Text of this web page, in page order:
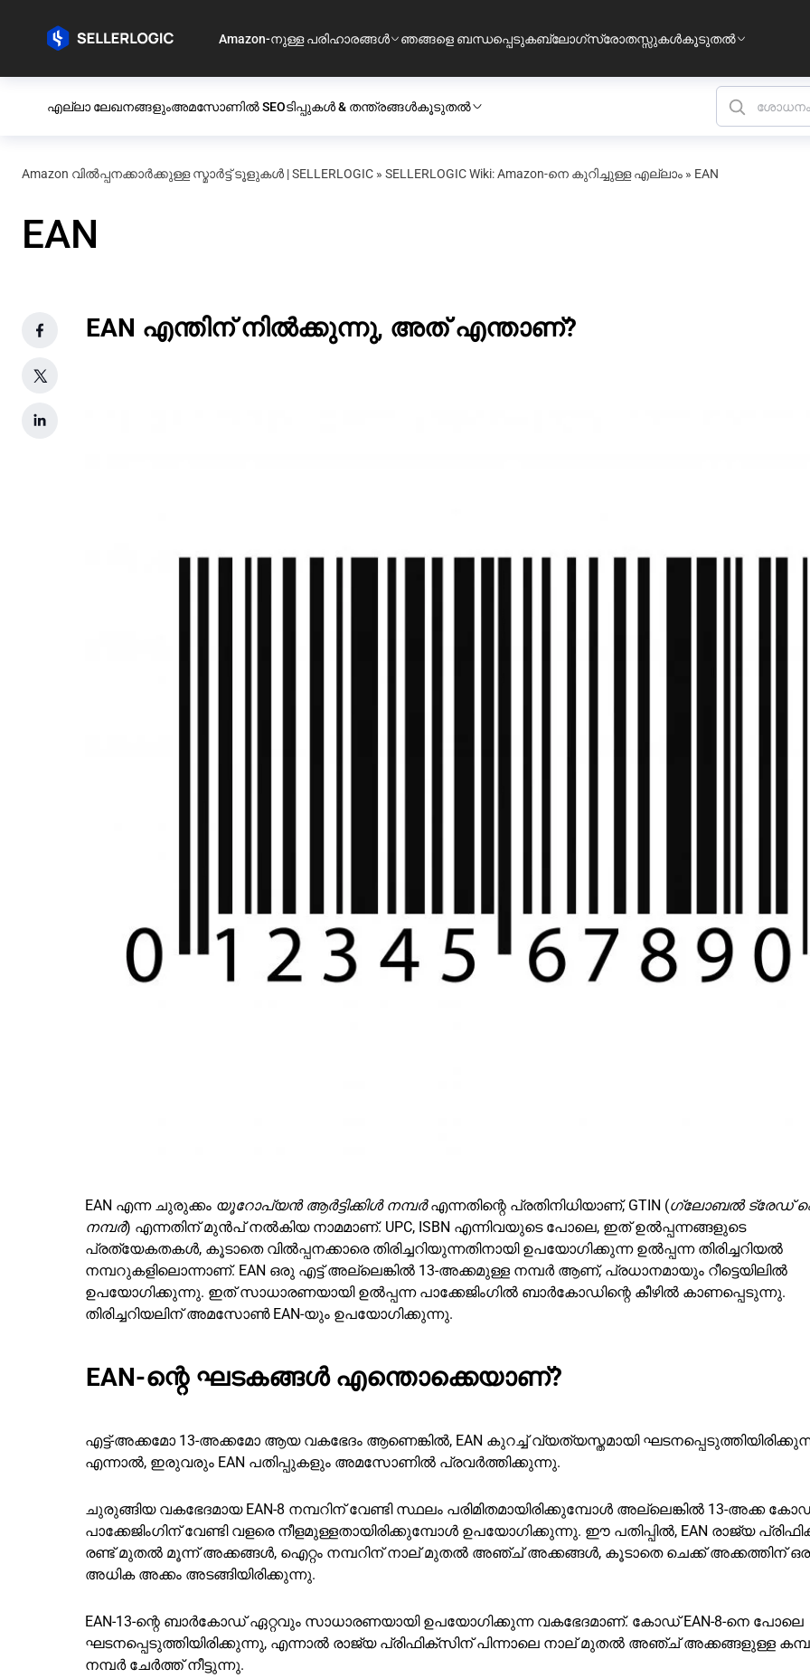
Amazon-നുള്ള പരിഹാരങ്ങൾ ഞങ്ങളെ ബന്ധപ്പെടുകബ്ലോഗ്സ്രോതസ്സുകൾകൂടുതൽ
എല്ലാ ലേഖനങ്ങളുംഅമസോണിൽ SEOടിപ്പുകൾ & തന്ത്രങ്ങൾകൂടുതൽ
Amazon വിൽപ്പനക്കാർക്കുള്ള സ്മാർട്ട് ടൂളുകൾ | SELLERLOGIC » SELLERLOGIC Wiki: Amazon-നെ കുറിച്ചുള്ള എല്ലാം » EAN
EAN
EAN എന്തിന് നിൽക്കുന്നു, അത് എന്താണ്?
EAN എന്ന ചുരുക്കം യൂറോപ്യൻ ആർട്ടിക്കിൾ നമ്പർഎന്നതിന്റെ പ്രതിനിധിയാണ്, GTIN (ഗ്ലോബൽ ട്രേഡ്
നമ്പർ) എന്നതിന് മുൻപ് നൽകിയ നാമമാണ്. UPC, ISBN എന്നിവയുടെ പോലെ, ഇത് ഉൽപ്പന്നങ്ങളുടെ
പ്രത്യേകതകൾ, കൂടാതെ വിൽപ്പനക്കാരെ തിരിച്ചറിയുന്നതിനായി ഉപയോഗിക്കുന്ന ഉൽപ്പന്ന തിരിച്ചറിയൽ
നമ്പറുകളിലൊന്നാണ്. EAN ഒരു എട്ട് അല്ലെങ്കിൽ 13-അക്കമുള്ള നമ്പർ ആണ്, പ്രധാനമായും റീട്ടെയിലിൽ
ഉപയോഗിക്കുന്നു. ഇത് സാധാരണയായി ഉൽപ്പന്ന പാക്കേജിംഗിൽ ബാർകോഡിന്റെ കീഴിൽ കാണപ്പെടുന്നു.
തിരിച്ചറിയലിന് അമസോൺ EAN-യും ഉപയോഗിക്കുന്നു.
EAN-ന്റെ ഘടകങ്ങൾ എന്തൊക്കെയാണ്?
എട്ട്-അക്കമോ 13-അക്കമോ ആയ വകഭേദം ആണെങ്കിൽ, EAN കുറച്ച് വ്യത്യസ്തമായി
എന്നാൽ, ഇരുവരും EAN പതിപ്പുകളും അമസോണിൽ പ്രവർത്തിക്കുന്നു.
ചുരുങ്ങിയ വകഭേദമായ EAN-8 നമ്പറിന് വേണ്ടി സ്ഥലം പരിമിതമായിരിക്കുമ്പോൾ അല്ലെങ്കിൽ 13-അക്ക
പാക്കേജിംഗിന് വേണ്ടി വളരെ നീളമുള്ളതായിരിക്കുമ്പോൾ ഉപയോഗിക്കുന്നു. ഈ പതിപ്പിൽ, EAN രാജ്യ
രണ്ട് മുതൽ മൂന്ന് അക്കങ്ങൾ, ഐറ്റം നമ്പറിന് നാല് മുതൽ അഞ്ച് അക്കങ്ങൾ, കൂടാതെ ചെക്ക് അക്കത്തിന്
അധിക അക്കം അടങ്ങിയിരിക്കുന്നു.
EAN-13-ന്റെ ബാർകോഡ് ഏറ്റവും സാധാരണയായി ഉപയോഗിക്കുന്ന വകഭേദമാണ്. കോഡ് EAN-8-നെ പോലെ
ഘടനപ്പെടുത്തിയിരിക്കുന്നു, എന്നാൽ രാജ്യ പ്രിഫിക്‌സിന് പിന്നാലെ നാല് മുതൽ അഞ്ച് അക്കങ്ങളുള്ള
നമ്പർ ചേർത്ത് നീട്ടുന്നു.